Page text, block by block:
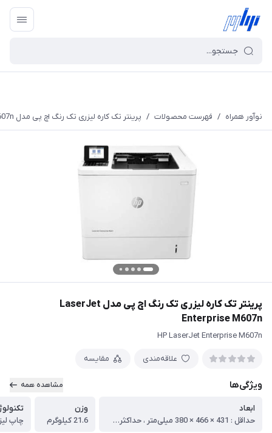
نوآور همراه / فهرست محصولات / پرینتر تک کاره لیزری تک رنگ اچ پی مدل LaserJet Enterprise M607n
پرینتر تک کاره لیزری تک رنگ اچ پی مدل LaserJet
Enterprise M607n
HP LaserJet Enterprise M607n
علاقه‌مندی مقایسه
ویژگی‌ها مشاهده همه
ابعاد
حداقل : 431 × 466 × 380 میلی‌متر ، حداکثر : 431 × 1040 × 453 میلی‌متر
وزن
21.6 کیلوگرم
چاپ